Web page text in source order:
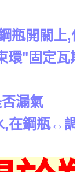
瓶開關上,
環"固定瓦
漏氣
鋼瓶↔調